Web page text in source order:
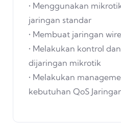
• Menggunakan
jaringan standar
• Membuat jaringan
• Melakukan kontrol
dijaringan mikrotik
• Melakukan
kebutuhan QoS